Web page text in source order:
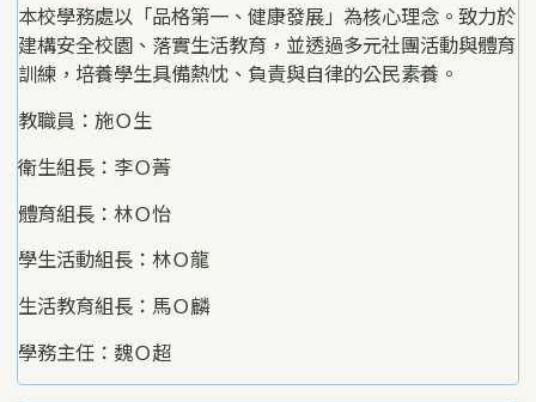
本校學務處以「品格第一、健康發展」為核心理念。致力於
建構安全校園、落實生活教育，並透過多元社團活動與體育
訓練，培養學生具備熱忱、負責與自律的公民素養。
教職員：施Ｏ生
衛生組長：李Ｏ菁
體育組長：林Ｏ怡
學生活動組長：林Ｏ龍
生活教育組長：馬Ｏ麟
學務主任：魏Ｏ超